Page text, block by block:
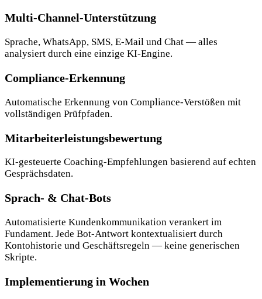
Multi-Channel-Unterstützung
Sprache, WhatsApp, SMS, E-Mail und Chat — alles
analysiert durch eine einzige KI-Engine.
Compliance-Erkennung
Automatische Erkennung von Compliance-Verstößen mit
vollständigen Prüfpfaden.
Mitarbeiterleistungsbewertung
KI-gesteuerte Coaching-Empfehlungen basierend auf echten
Gesprächsdaten.
Sprach- & Chat-Bots
Automatisierte Kundenkommunikation verankert im
Fundament. Jede Bot-Antwort kontextualisiert durch
Kontohistorie und Geschäftsregeln — keine generischen
Skripte.
Implementierung in Wochen